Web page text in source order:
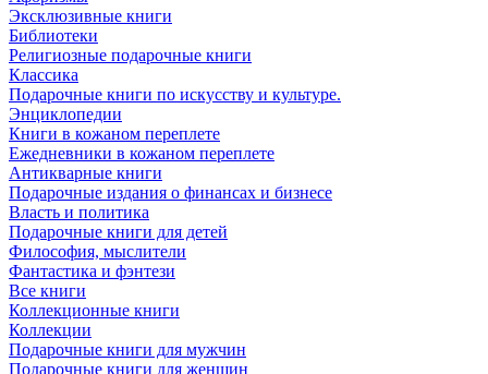
Эксклюзивные книги
Библиотеки
Религиозные подарочные книги
Классика
Подарочные книги по искусству и культуре.
Энциклопедии
Книги в кожаном переплете
Ежедневники в кожаном переплете
Антикварные книги
Подарочные издания о финансах и бизнесе
Власть и политика
Подарочные книги для детей
Философия, мыслители
Фантастика и фэнтези
Все книги
Коллекционные книги
Коллекции
Подарочные книги для мужчин
Подарочные книги для женщин